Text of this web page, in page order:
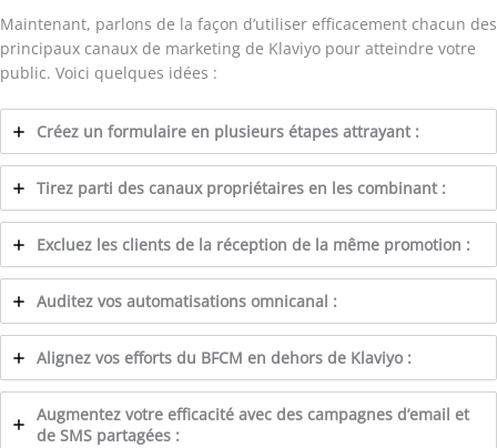
Maintenant, parlons de la façon d’utiliser efficacement chacun des
principaux canaux de marketing de Klaviyo pour atteindre votre
public. Voici quelques idées :
Créez un formulaire en plusieurs étapes attrayant :
Tirez parti des canaux propriétaires en les combinant :
Excluez les clients de la réception de la même promotion :
Auditez vos automatisations omnicanal :
Alignez vos efforts du BFCM en dehors de Klaviyo :
Augmentez votre efficacité avec des campagnes d’email et
de SMS partagées :